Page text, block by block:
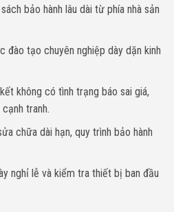
bảo hành lâu dài từ phía nhà sản
đào tạo chuyên nghiệp dày dặn kinh
không có tình trạng báo sai giá,
tranh.
chữa dài hạn, quy trình bảo hành
nghỉ lễ và kiểm tra thiết bị ban đầu